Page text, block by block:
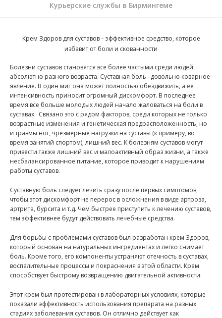
Курьерские службы в Бирмингеме
Крем Здоров для суставов – эффективное средство, которое
избавит от боли и скованности
Болезни суставов становятся все более частыми среди людей
абсолютно разного возраста. Суставная боль –довольно коварное
явление. В один миг она может полностью обездвижить, а ее
интенсивность приносит огромный дискомфорт. В последнее
время все больше молодых людей начало жаловаться на боли в
суставах. Связано это с рядом факторов, среди которых не только
возрастные изменения и генетическая предрасположенность, но
и травмы ног, чрезмерные нагрузки на суставы (к примеру, во
время занятий спортом), лишний вес. К болезням суставов могут
привести также лишний вес и малоактивный образ жизни, а также
несбалансированное питание, которое приводит к нарушениям
работы суставов.
Суставную боль следует лечить сразу после первых симптомов,
чтобы этот дискомфорт не перерос в осложнения в виде артроза,
артрита, бурсита и т.д. Чем быстрее приступить к лечению суставов,
тем эффективнее будут действовать лечебные средства.
Для борьбы с проблемами суставов был разработан крем Здоров,
который основан на натуральных ингредиентах и легко снимает
боль. Кроме того, его компоненты устраняют отечность в суставах,
воспалительные процессы и покраснения в этой области. Крем
способствует быстрому возвращению двигательной активности.
Этот крем был протестирован в лабораторных условиях, которые
показали эффективность использования препарата на разных
стадиях заболевания суставов. Он отлично действует как